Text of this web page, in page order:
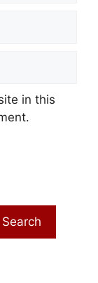
in this
Search